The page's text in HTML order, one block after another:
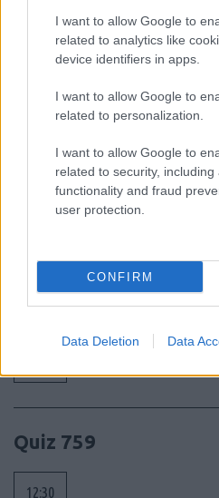
I want to allow Google to
related to analytics like
device identifiers in apps.
I want to allow Google to
related to personalization.
I want to allow Google to
related to security, including
functionality and fraud
user protection.
CONFIRM
Data Deletion Data
Ροή Ειδήσεων
Τουρκία: «Σαν το
αμυντική συμφωνία
Πακιστάν – θα μπει
Η Ρωσία έπληξε τρία
στρατιωτικό υλικό
Quiz 759
12:30